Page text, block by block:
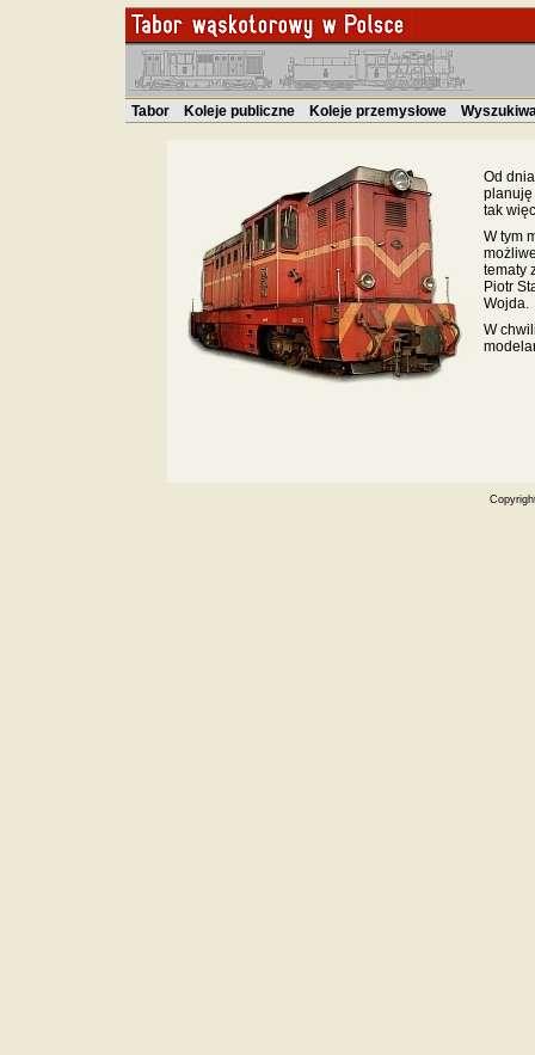
Tabor Koleje publiczne Koleje przemysłowe
Od
planuję
tak
W tym
tematy
Piotr
Wojda.
W